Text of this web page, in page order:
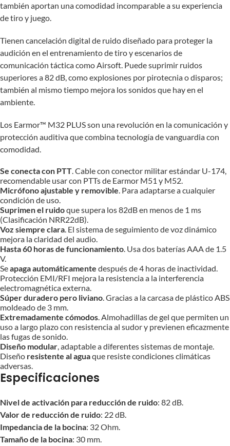
también aportan una comodidad incomparable a su experiencia
de tiro y juego.
Tienen cancelación digital de ruido diseñado para proteger la
audición en el entrenamiento de tiro y escenarios de
comunicación táctica como Airsoft. Puede suprimir ruidos
superiores a 82 dB, como explosiones por pirotecnia o disparos;
también al mismo tiempo mejora los sonidos que hay en el
ambiente.
Los Earmor™ M32 PLUS son una revolución en la comunicación y
protección auditiva que combina tecnología de vanguardia con
comodidad.
Se conecta con PTT. Cable con conector militar estándar U-174,
recomendable usar con PTTs de Earmor M51 y M52.
Micrófono ajustable y removible. Para adaptarse a cualquier
condición de uso.
Suprimen el ruidoque supera los 82dB en menos de 1 ms
(Clasificación NRR22dB).
Voz siempre clara. El sistema de seguimiento de voz dinámico
mejora la claridad del audio.
Hasta 60 horas de funcionamiento. Usa dos baterías AAA de 1.5
V.
Seapaga automáticamente después de 4 horas de inactividad.
Protección EMI/RFI mejora la resistencia a la interferencia
electromagnética externa.
Súper duradero pero liviano. Gracias a la carcasa de plástico ABS
moldeado de 3 mm.
Extremadamente cómodos. Almohadillas de gel que permiten un
uso a largo plazo con resistencia al sudor y previenen eficazmente
las fugas de sonido.
Diseño modular, adaptable a diferentes sistemas de montaje.
Diseño resistente al aguaque resiste condiciones climáticas
adversas.
Especificaciones
Nivel de activación para reducción de ruido: 82 dB.
Valor de reducción de ruido: 22 dB.
Impedancia de la bocina: 32 Ohm.
Tamaño de la bocina: 30 mm.